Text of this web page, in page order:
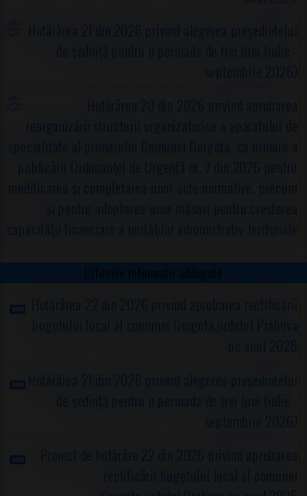
Hotărârea 21 din 2026 privind alegerea preşedintelui
de şedinţă pentru o perioada de trei luni (iulie -
septembrie 2026)
Hotărârea 20 din 2026 privind aprobarea
reorganizării structurii organizatorice a aparatului de
specialitate al primarului Comunei Gorgota, ca urmare a
publicării Ordonanţei de Urgență nr. 7 din 2026 pentru
modificarea şi completarea unor acte normative, precum
şi pentru adoptarea unor măsuri pentru creşterea
capacităţii financiare a unităţilor administrativ-teritoriale
Ultimele informații adăugate
Hotărârea 22 din 2026 privind aprobarea rectificării
bugetului local al comunei Gorgota,judeţul Prahova
pe anul 2026
Hotărârea 21 din 2026 privind alegerea preşedintelui
de şedinţă pentru o perioada de trei luni (iulie -
septembrie 2026)
Proiect de hotărâre 22 din 2026 privind aprobarea
rectificării bugetului local al comunei